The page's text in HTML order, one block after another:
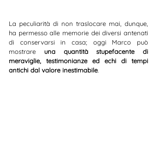
La peculiarità di non traslocare mai, dunque,
ha permesso alle memorie dei diversi antenati
di conservarsi in casa; oggi Marco può
mostrare una quantità stupefacente di
meraviglie, testimonianze ed echi di tempi
antichi dal valore inestimabile.